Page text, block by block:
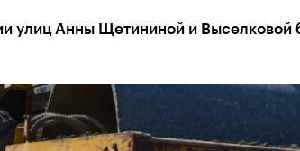
улиц Анны Щетининой и Выселковой